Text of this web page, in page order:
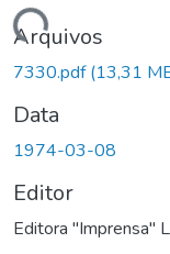
Arquivos
7330.pdf(13,31
Data
1974-03-08
Editor
Editora "Imprensa"